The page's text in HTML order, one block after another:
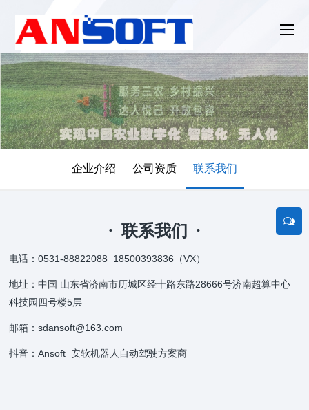
企业介绍 公司资质 联系我们
· 联系我们 ·
电话：0531-88822088 18500393836（VX）
地址：中国 山东省济南市历城区经十路东路28666号济南超算中心
科技园四号楼5层
邮箱：sdansoft@163.com
抖音：Ansoft 安软机器人自动驾驶方案商